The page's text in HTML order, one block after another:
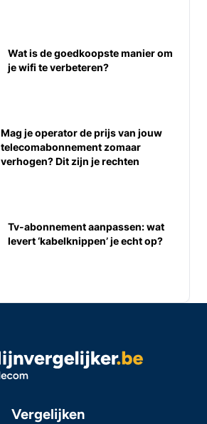
Wat is de goedkoopste manier om
je wifi te verbeteren?
Mag je operator de prijs van jouw
telecomabonnement zomaar
verhogen? Dit zijn je rechten
Tv-abonnement aanpassen: wat
levert ‘kabelknippen’ je echt op?
Vergelijken